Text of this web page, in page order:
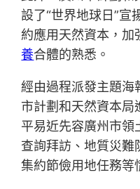
設了“世界地球日”宣
約應用天然資本，加
養合體的熟悉。
經由過程派發主題海
市計劃和天然資本局
平易近先容廣州市領
查詢拜訪、地質災難
集約節儉用地任務等